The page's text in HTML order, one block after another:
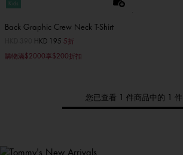
Kids
Back Graphic Crew Neck T-Shirt
價格扣減從至HKD 195 5折
購物滿$2000享$200折扣
您已查看 1 件商品中的 1 件